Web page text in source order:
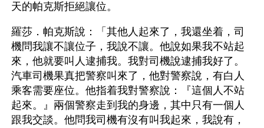
天的帕克斯拒絕讓位。
羅莎．帕克斯說：「其他人起來了，我還坐着，司
機問我讓不讓位子，我說不讓。他說如果我不站起
來，他就要叫人逮捕我。我對司機說逮捕我好了。
汽車司機果真把警察叫來了，他對警察說，有白人
乘客需要座位。他指着我對警察說：『這個人不站
起來。』兩個警察走到我的身邊，其中只有一個人
跟我交談。他問我司機有沒有叫我起來，我說有，